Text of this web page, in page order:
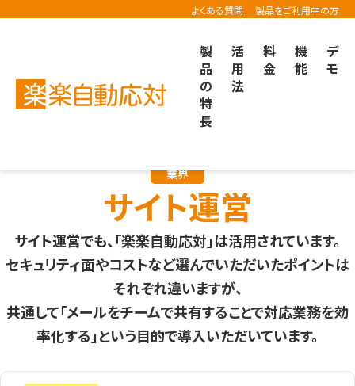
よくある質問 製品をご利用中の方
製
品
の
特
長
活
用
法
料
金
機
能
デ
モ
楽楽自動応対TOP 導入事例 サイト運営での事例
業界
サイト運営
サイト運営でも、「楽楽自動応対」は活用されています。
セキュリティ面やコストなど選んでいただいたポイントは
それぞれ違いますが、
共通して「メールをチームで共有することで対応業務を効
率化する」という目的で導入いただいています。